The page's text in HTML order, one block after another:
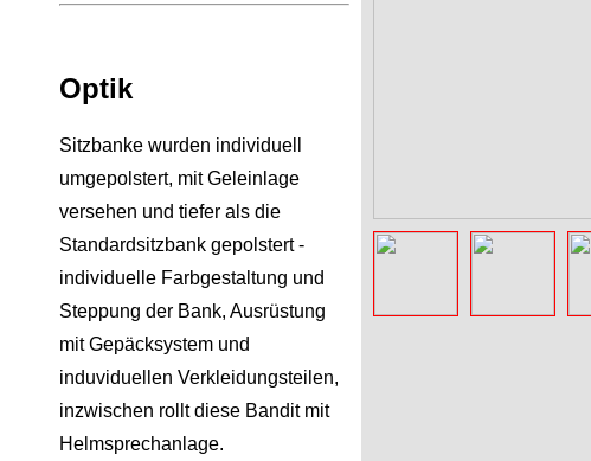
Optik
Sitzbanke wurden individuell
umgepolstert, mit Geleinlage
versehen und tiefer als die
Standardsitzbank gepolstert -
individuelle Farbgestaltung und
Steppung der Bank, Ausrüstung
mit Gepäcksystem und
induviduellen Verkleidungsteilen,
inzwischen rollt diese Bandit mit
Helmsprechanlage.